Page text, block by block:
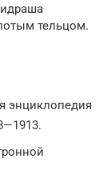
тельцом.
энциклопедия